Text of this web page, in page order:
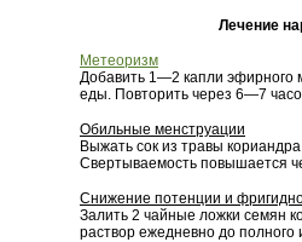
Лечение
Метеоризм
Добавить 1—2 капли эфирного
еды. Повторить через 6—7
Обильные менструации
Выжать сок из травы
Свертываемость повышается
Снижение потенции и
Залить 2 чайные ложки семян
раствор ежедневно до полного